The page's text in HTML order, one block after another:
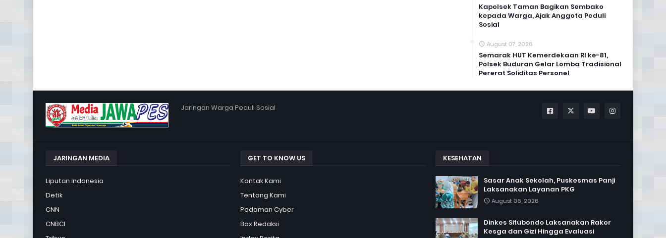
Kapolsek Taman Bagikan Sembako
kepada Warga, Ajak Anggota Peduli
Sosial
August 07, 2026
Semarak HUT Kemerdekaan RI ke-81,
Polsek Buduran Gelar Lomba Tradisional
Pererat Soliditas Personel
Jaringan Warga Peduli Sosial
JARINGAN MEDIA
Liputan Indonesia
Detik
CNN
CNBCI
GET TO KNOW US
Kontak Kami
Tentang Kami
Pedoman Cyber
Box Redaksi
KESEHATAN
Sasar Anak Sekolah, Puskesmas Panji
Laksanakan Layanan PKG
August 06, 2026
Dinkes Situbondo Laksanakan Rakor
Kesga dan Gizi Hingga Evaluasi